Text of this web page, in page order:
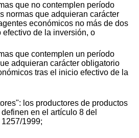
que no contemplen período
normas que adquieran carácter
económicos no más de dos
de la inversión, o
que contemplen un período
adquieran carácter obligatorio
tras el inicio efectivo de la
los productores de productos
en el artículo 8 del
1999;